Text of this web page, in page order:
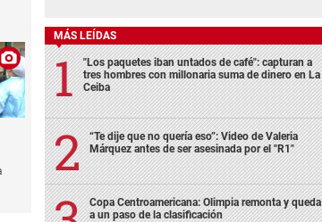
MÁS LEÍDAS
"Los paquetes iban untados de café": capturan a
tres hombres con millonaria suma de dinero en La
Ceiba
“Te dije que no quería eso”: Video de Valeria
Márquez antes de ser asesinada por el "R1"
Copa Centroamericana: Olimpia remonta y queda
a un paso de la clasificación